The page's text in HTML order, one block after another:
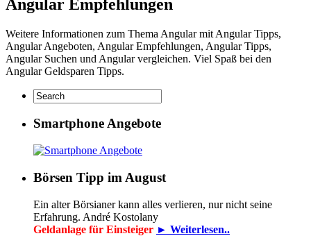
Angular Empfehlungen
Weitere Informationen zum Thema Angular mit Angular Tipps,
Angular Angeboten, Angular Empfehlungen, Angular Tipps,
Angular Suchen und Angular vergleichen. Viel Spaß bei den
Angular Geldsparen Tipps.
Smartphone Angebote
Börsen Tipp im August
Ein alter Börsianer kann alles verlieren, nur nicht seine
Erfahrung. André Kostolany
Geldanlage für Einsteiger ► Weiterlesen..